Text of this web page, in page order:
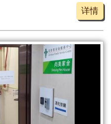
详情